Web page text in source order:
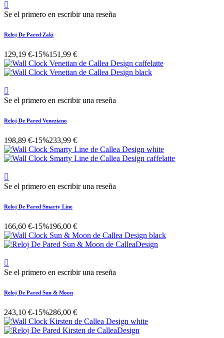

Se el primero en escribir una reseña
Reloj De Pared Zaki
129,19 €-15%151,99 €

Se el primero en escribir una reseña
Reloj De Pared Veneziano
198,89 €-15%233,99 €

Se el primero en escribir una reseña
Reloj De Pared Smarty Line
166,60 €-15%196,00 €

Se el primero en escribir una reseña
Reloj De Pared Sun & Moon
243,10 €-15%286,00 €